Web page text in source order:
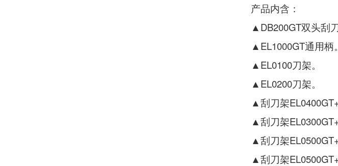
产品内含：
▲DB200GT双头刮刀
▲EL1000GT通用柄。
▲EL0100刀架。
▲EL0200刀架。
▲刮刀架
▲刮刀架
▲刮刀架
▲刮刀架